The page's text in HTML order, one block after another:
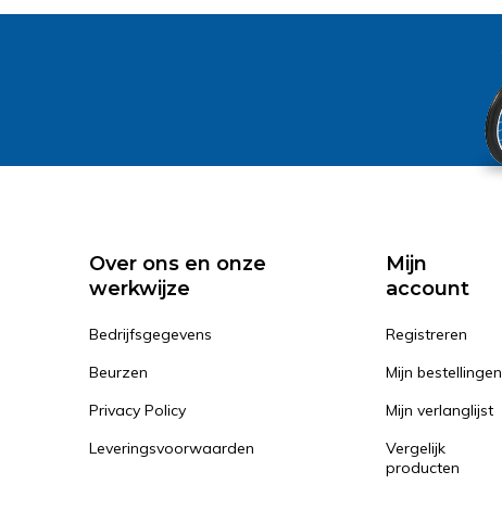
Over ons en onze
werkwijze
Bedrijfsgegevens
Beurzen
Privacy Policy
Leveringsvoorwaarden
Mijn
account
Registreren
Mijn bestellingen
Mijn verlanglijst
Vergelijk
producten